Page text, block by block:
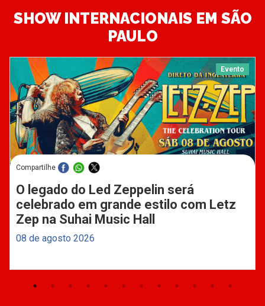
SHOW INTERNACIONAIS EM SÃO
PAULO
Evento
Compartilhe
O legado do Led Zeppelin será
celebrado em grande estilo com Letz
Zep na Suhai Music Hall
08 de agosto 2026